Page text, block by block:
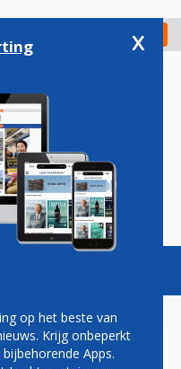
Check in
Vacatures
x
op het beste van
Krijg onbeperkt
Apps.